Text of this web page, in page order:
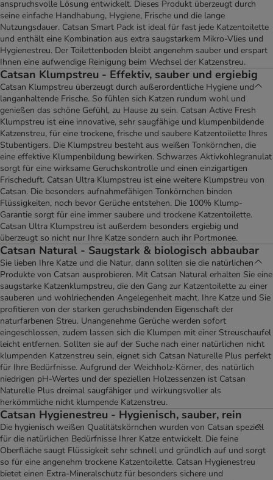
anspruchsvolle Lösung entwickelt. Dieses Produkt überzeugt durch
seine einfache Handhabung, Hygiene, Frische und die lange
Nutzungsdauer. Catsan Smart Pack ist ideal für fast jede Katzentoilette
und enthält eine Kombination aus extra saugstarkem Mikro-Vlies und
Hygienestreu. Der Toilettenboden bleibt angenehm sauber und erspart
Ihnen eine aufwendige Reinigung beim Wechsel der Katzenstreu.
Catsan Klumpstreu - Effektiv, sauber und ergiebig
Catsan Klumpstreu überzeugt durch außerordentliche Hygiene und
langanhaltende Frische. So fühlen sich Katzen rundum wohl und
genießen das schöne Gefühl, zu Hause zu sein. Catsan Active Fresh
Klumpstreu ist eine innovative, sehr saugfähige und klumpenbildende
Katzenstreu, für eine trockene, frische und saubere Katzentoilette Ihres
Stubentigers. Die Klumpstreu besteht aus weißen Tonkörnchen, die
eine effektive Klumpenbildung bewirken. Schwarzes Aktivkohlegranulat
sorgt für eine wirksame Geruchskontrolle und einen einzigartigen
Frischeduft. Catsan Ultra Klumpstreu ist eine weitere Klumpstreu von
Catsan. Die besonders aufnahmefähigen Tonkörnchen binden
Flüssigkeiten, noch bevor Gerüche entstehen. Die 100% Klump-
Garantie sorgt für eine immer saubere und trockene Katzentoilette.
Catsan Ultra Klumpstreu ist außerdem besonders ergiebig und
überzeugt so nicht nur Ihre Katze sondern auch ihr Portmonee.
Catsan Natural - Saugstark & biologisch abbaubar
Sie lieben Ihre Katze und die Natur, dann sollten sie die natürlichen
Produkte von Catsan ausprobieren. Mit Catsan Natural erhalten Sie eine
saugstarke Katzenklumpstreu, die den Gang zur Katzentoilette zu einer
sauberen und wohlriechenden Angelegenheit macht. Ihre Katze und Sie
profitieren von der starken geruchsbindenden Eigenschaft der
naturfarbenen Streu. Unangenehme Gerüche werden sofort
eingeschlossen, zudem lassen sich die Klumpen mit einer Streuschaufel
leicht entfernen. Sollten sie auf der Suche nach einer natürlichen nicht
klumpenden Katzenstreu sein, eignet sich Catsan Naturelle Plus perfekt
für Ihre Bedürfnisse. Aufgrund der Weichholz-Körner, des natürlich
niedrigen pH-Wertes und der speziellen Holzessenzen ist Catsan
Naturelle Plus dreimal saugfähiger und wirkungsvoller als
herkömmliche nicht klumpende Katzenstreu.
Catsan Hygienestreu - Hygienisch, sauber, rein
Die hygienisch weißen Qualitätskörnchen wurden von Catsan speziell
für die natürlichen Bedürfnisse Ihrer Katze entwickelt. Die feine
Oberfläche saugt Flüssigkeit sehr schnell und gründlich auf und sorgt
so für eine angenehm trockene Katzentoilette. Catsan Hygienestreu
bietet einen Extra-Mineralschutz für besonders sichere und